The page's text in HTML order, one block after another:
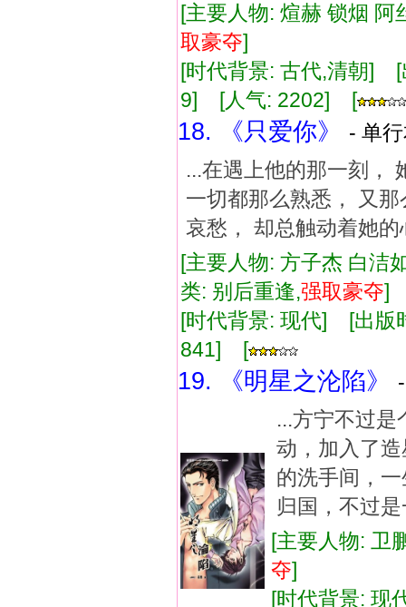
[主要人物: 煊赫 锁烟
取豪夺]
[时代背景: 古代,清朝]
9] [人气: 2202] [
18. 《只爱你》
- 单
...在遇上他的那一刻，
一切都那么熟悉， 又
哀愁， 却总触动着她
[主要人物: 方子杰 白
类: 别后重逢,强取豪夺
[时代背景: 现代] [出
841] [
19. 《明星之沦陷》
...方宁不过是
动，加入了
的洗手间，
归国，不过
[主要人物:
夺]
[时代背景: